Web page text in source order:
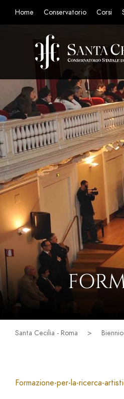
Home Conservatorio Corsi
Santa Cecilia - Roma >
Formazione-per-la-ricerca-